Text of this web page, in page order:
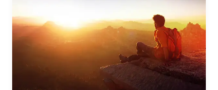
lo
que
tienes
delante